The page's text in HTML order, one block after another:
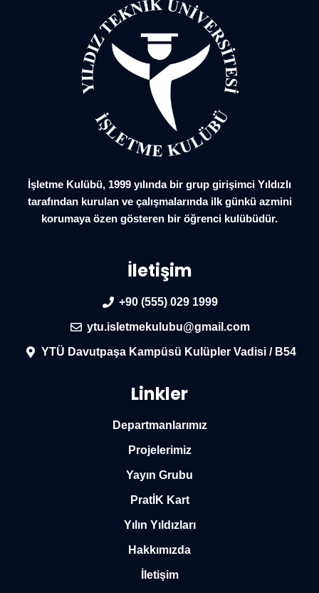
İşletme Kulübü, 1999 yılında bir grup girişimci Yıldızlı
tarafından kurulan ve çalışmalarında ilk günkü azmini
korumaya özen gösteren bir öğrenci kulübüdür.
İletişim
+90 (555) 029 1999
ytu.isletmekulubu@gmail.com
YTÜ Davutpaşa Kampüsü Kulüpler Vadisi / B54
Linkler
Departmanlarımız
Projelerimiz
Yayın Grubu
PratİK Kart
Yılın Yıldızları
Hakkımızda
İletişim